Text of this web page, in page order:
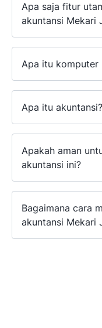
Apa saja fitur
akuntansi Mekari
Apa itu komputer
Apa itu akuntansi?
Apakah aman
akuntansi ini?
Bagaimana cara
akuntansi Mekari